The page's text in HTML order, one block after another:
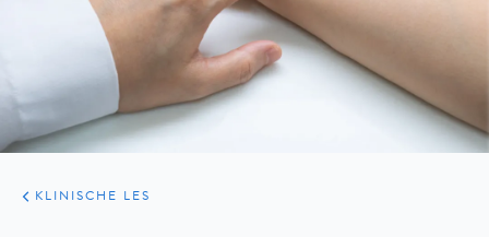
ARTIKELEN
PRAKTIJK
KLINISCHE LES